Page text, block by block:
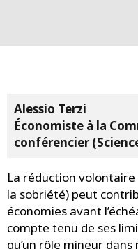
Alessio Terzi
Économiste à la
conférencier
La réduction
la sobriété) peut
économies avant
compte tenu de ses
qu’un rôle mineur